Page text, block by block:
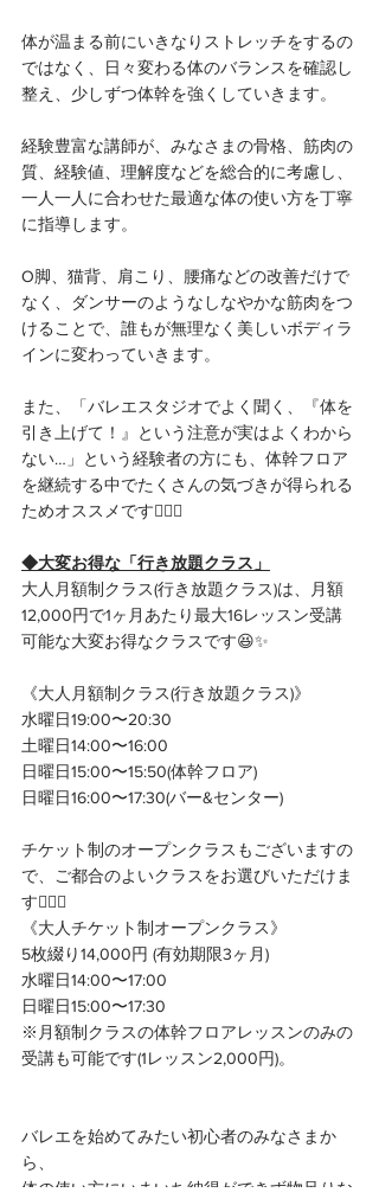
体が温まる前にいきなりストレッチをするの
ではなく、日々変わる体のバランスを確認し
整え、少しずつ体幹を強くしていきます。
経験豊富な講師が、みなさまの骨格、筋肉の
質、経験値、理解度などを総合的に考慮し、
一人一人に合わせた最適な体の使い方を丁寧
に指導します。
O脚、猫背、肩こり、腰痛などの改善だけで
なく、ダンサーのようなしなやかな筋肉をつ
けることで、誰もが無理なく美しいボディラ
インに変わっていきます。
また、「バレエスタジオでよく聞く、『体を
引き上げて！』という注意が実はよくわから
ない…」という経験者の方にも、体幹フロア
を継続する中でたくさんの気づきが得られる
ためオススメです💁🏻‍♀️
◆大変お得な「行き放題クラス」
大人月額制クラス(行き放題クラス)は、月額
12,000円で1ヶ月あたり最大16レッスン受講
可能な大変お得なクラスです😆✨
《大人月額制クラス(行き放題クラス)》
水曜日19:00〜20:30
土曜日14:00〜16:00
日曜日15:00〜15:50(体幹フロア)
日曜日16:00〜17:30(バー&センター)
チケット制のオープンクラスもございますの
で、ご都合のよいクラスをお選びいただけま
す🙆🏻‍♀
《大人チケット制オープンクラス》
5枚綴り14,000円 (有効期限3ヶ月)
水曜日14:00〜17:00
日曜日15:00〜17:30
※月額制クラスの体幹フロアレッスンのみの
受講も可能です(1レッスン2,000円)。
バレエを始めてみたい初心者のみなさまか
ら、
体の使い方にいまいち納得ができず物足りな